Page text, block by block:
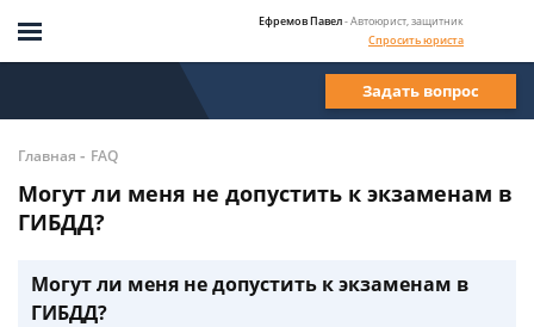
Ефремов Павел- Автоюрист, защитник
Спросить юриста
Задать вопрос
Главная - FAQ
Могут ли меня не допустить к экзаменам в
ГИБДД?
Могут ли меня не допустить к экзаменам в
ГИБДД?